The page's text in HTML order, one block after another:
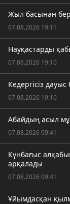
Жыл басынан
07.08.2026 19:11
Науқастарды
07.08.2026 19:10
Кедергісіз дауыс
07.08.2026 19:10
Абайдың асыл
07.08.2026 09:41
Күнбағыс
арқалады
07.08.2026 09:41
Ұйымдасқан